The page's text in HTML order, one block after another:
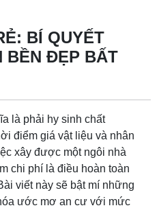
BÍ QUYẾT
BỀN ĐẸP BẤT
là phải hy sinh chất
điểm giá vật liệu và nhân
xây được một ngôi nhà
chi phí là điều hoàn toàn
viết này sẽ bật mí những
ước mơ an cư với mức